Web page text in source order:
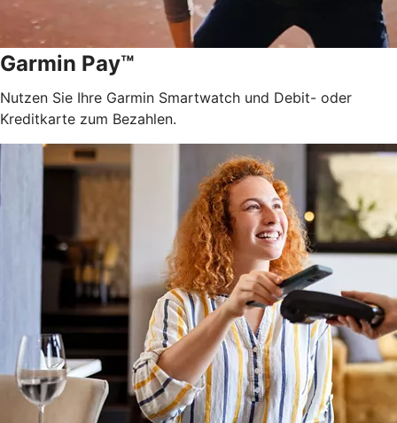
Garmin Pay™
Nutzen Sie Ihre Garmin Smartwatch und Debit- oder
Kreditkarte zum Bezahlen.